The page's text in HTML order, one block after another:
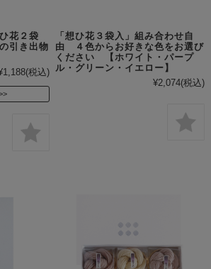
花２袋
引き出物
(税込)
「想ひ花３袋入」組み合わせ自
由 ４色からお好きな色をお選び
ください 【ホワイト・パープ
ル・グリーン・イエロー】
¥2,074(税込)